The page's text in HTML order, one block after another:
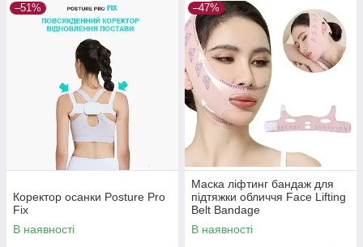
–51%
Коректор осанки Posture Pro
Fix
В наявності
–47%
Маска ліфтинг бандаж для
підтяжки обличчя Face Lifting
Belt Bandage
В наявності